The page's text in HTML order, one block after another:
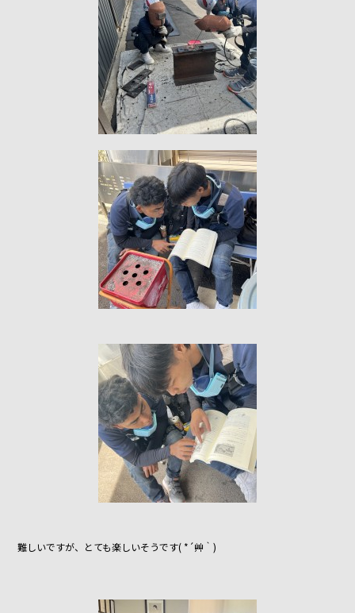
難しいですが、とても楽しいそうです( *´艸｀)